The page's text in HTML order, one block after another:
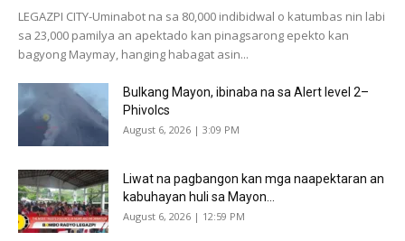
LEGAZPI CITY-Uminabot na sa 80,000 indibidwal o katumbas nin labi
sa 23,000 pamilya an apektado kan pinagsarong epekto kan
bagyong Maymay, hanging habagat asin...
Bulkang Mayon, ibinaba na sa Alert level 2–
Phivolcs
August 6, 2026 | 3:09 PM
Liwat na pagbangon kan mga naapektaran an
kabuhayan huli sa Mayon...
August 6, 2026 | 12:59 PM